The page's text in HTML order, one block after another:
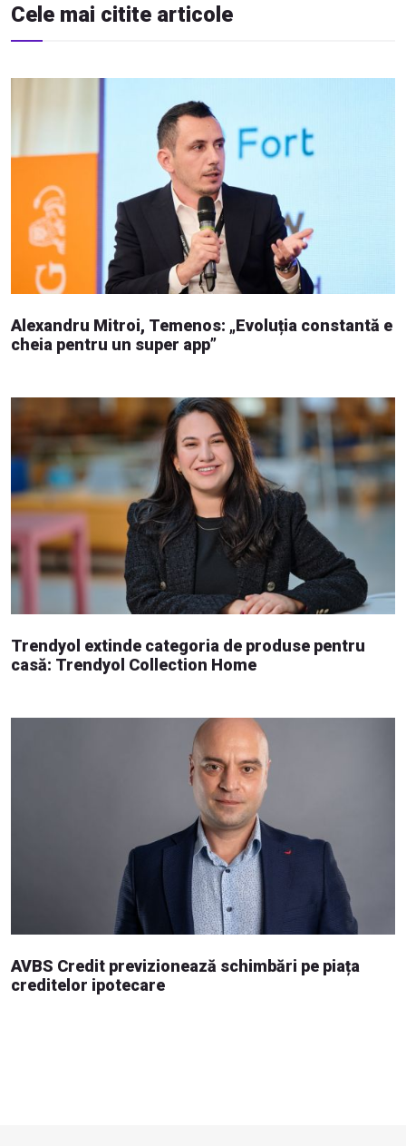
Cele mai citite articole
Alexandru Mitroi, Temenos: „Evoluția constantă e
cheia pentru un super app”
Trendyol extinde categoria de produse pentru
casă: Trendyol Collection Home
AVBS Credit previzionează schimbări pe piața
creditelor ipotecare